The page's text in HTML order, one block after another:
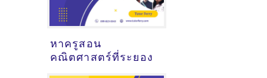
หาครูสอน
คณิตศาสตร์ที่ระยอง